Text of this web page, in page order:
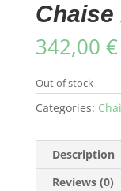
Chaise
342,00 €
Out of stock
Categories:
Description
Reviews (0)